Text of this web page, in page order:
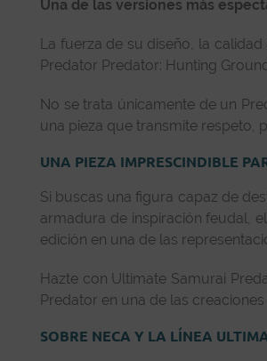
Una de las versiones más
La fuerza de su diseño, la
Predator Predator: Hunting
No se trata únicamente de un
una pieza que transmite respeto,
UNA PIEZA IMPRESCINDIBLE
Si buscas una figura capaz de
armadura de inspiración feudal,
edición en una de las
Hazte con Ultimate Samurai
Predator en una de las
SOBRE NECA Y LA LÍNEA